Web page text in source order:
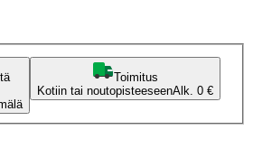
Toimitus
Kotiin tai noutopisteeseenAlk. 0 €